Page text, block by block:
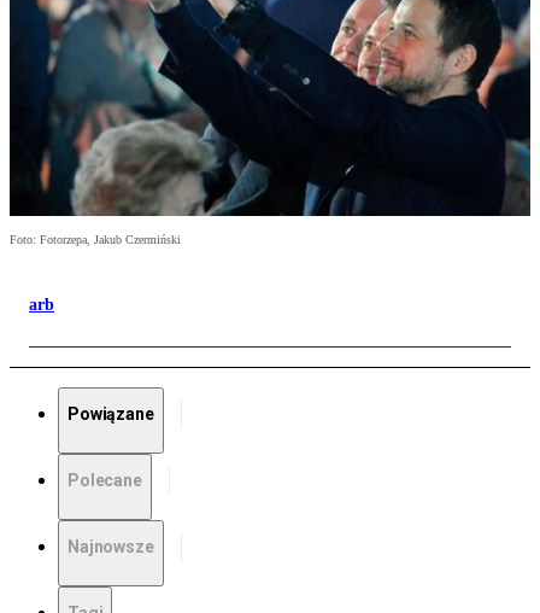
Foto: Fotorzepa, Jakub Czermiński
arb
Powiązane
Polecane
Najnowsze